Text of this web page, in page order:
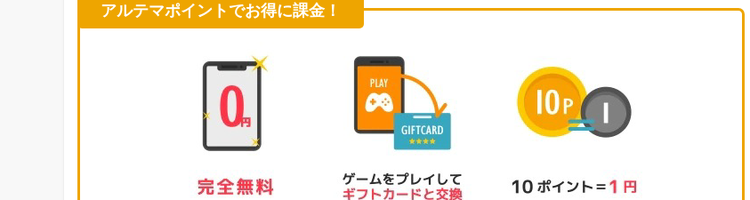
アルテマポイントでお得に課金！